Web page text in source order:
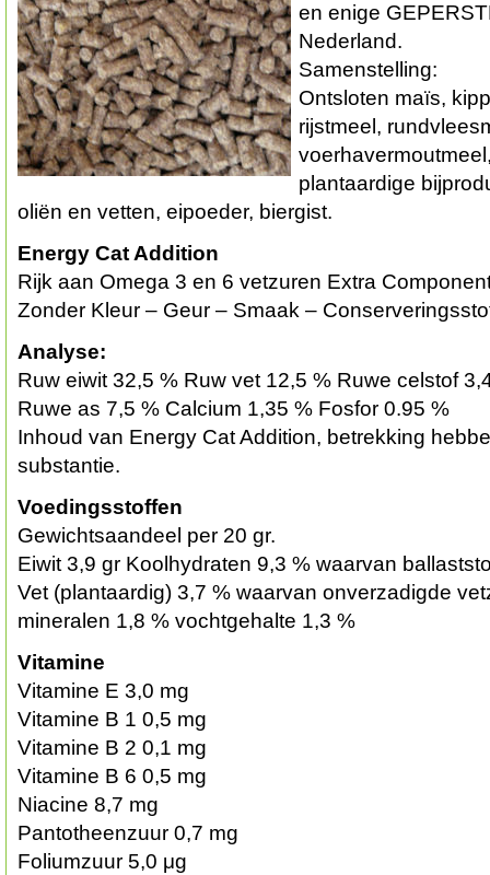
en enige
Nederland.
Samenstelling:
Ontsloten maïs,
rijstmeel,
plantaardige
oliën en vetten, eipoeder, biergist.
Energy Cat Addition
Rijk aan Omega 3 en 6 vetzuren Extra
Zonder Kleur – Geur – Smaak –
Analyse:
Ruw eiwit 32,5 % Ruw vet 12,5 % Ruwe celstof
Ruwe as 7,5 % Calcium 1,35 % Fosfor 0.95 %
Inhoud van Energy Cat Addition, betrekking
substantie.
Voedingsstoffen
Gewichtsaandeel per 20 gr.
Eiwit 3,9 gr Koolhydraten 9,3 % waarvan
Vet (plantaardig) 3,7 % waarvan onverzadigde
mineralen 1,8 % vochtgehalte 1,3 %
Vitamine
Vitamine E 3,0 mg
Vitamine B 1 0,5 mg
Vitamine B 2 0,1 mg
Vitamine B 6 0,5 mg
Niacine 8,7 mg
Pantotheenzuur 0,7 mg
Foliumzuur 5,0 μg